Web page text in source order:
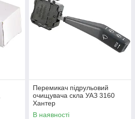
Перемикач підрульовий
очищувача скла УАЗ 3160
Хантер
В наявності